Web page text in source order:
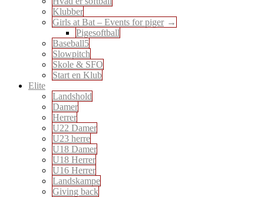
Klubber
Girls at Bat – Events for piger
Pigesoftball
Baseball5
Slowpitch
Skole & SFO
Start en Klub
Elite
Landshold
Damer
Herrer
U22 Damer
U23 herre
U18 Damer
U18 Herrer
U16 Herrer
Landskampe
Giving back